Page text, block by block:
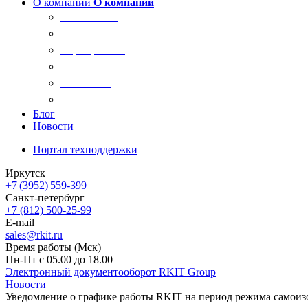
О компании О компании
Блог
Новости
Портал техподдержки
Иркутск
+7 (3952) 559-399
Санкт-петербург
+7 (812) 500-25-99
E-mail
sales@rkit.ru
Время работы (Мск)
Пн-Пт с 05.00 до 18.00
Электронный документооборот RKIT Group
Новости
Уведомление о графике работы RKIT на период режима